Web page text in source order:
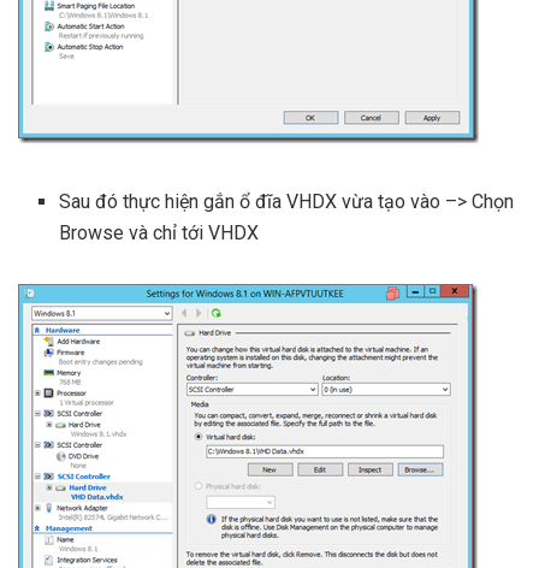
Sau đó thực hiện gắn ổ đĩa VHDX vừa tạo vào –> Chọn
Browse và chỉ tới VHDX